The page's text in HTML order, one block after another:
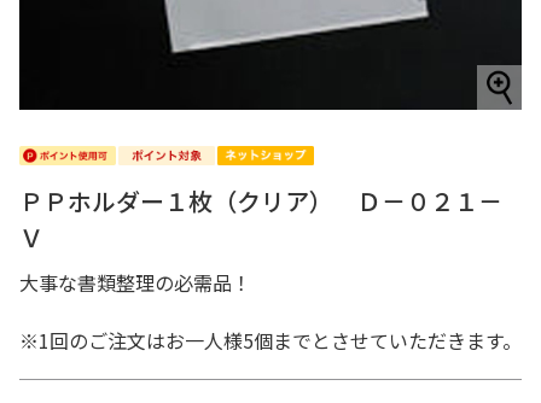
ＰＰホルダー１枚（クリア） Ｄ－０２１－
Ｖ
大事な書類整理の必需品！
※1回のご注文はお一人様5個までとさせていただきます。